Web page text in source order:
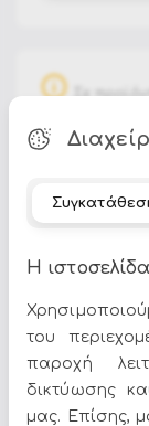
Σε
πρακτορείο
αγοραστή.
-
- Backrests με
- Αφαιρούμενο
- Ανοξείδωτο
- Πόδια προς
Η
του
παροχή
δικτύωσης
μας. Επίσης,